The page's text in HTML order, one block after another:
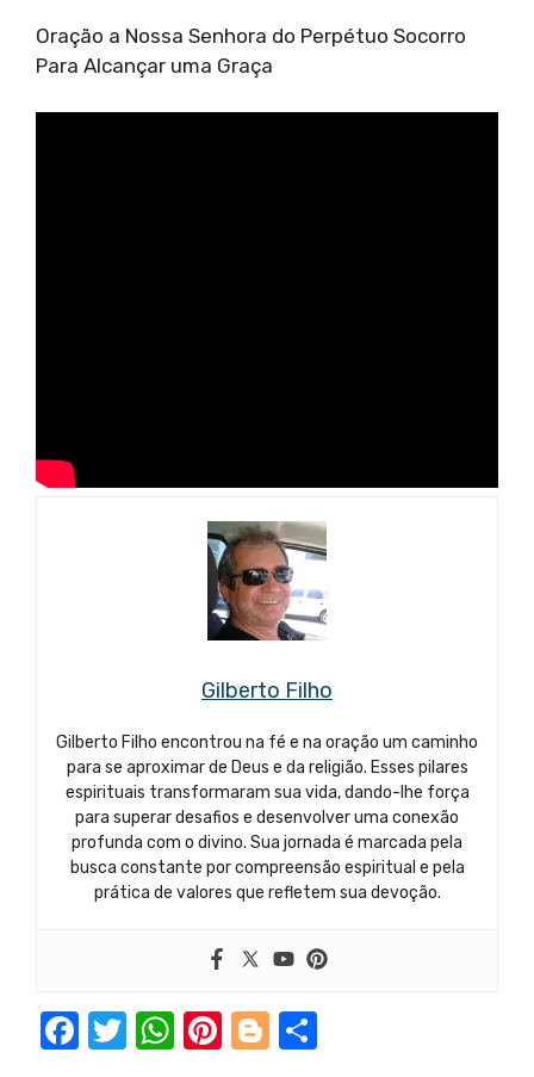
Oração a Nossa Senhora do Perpétuo Socorro
Para Alcançar uma Graça
Gilberto Filho
Gilberto Filho encontrou na fé e na oração um caminho
para se aproximar de Deus e da religião. Esses pilares
espirituais transformaram sua vida, dando-lhe força
para superar desafios e desenvolver uma conexão
profunda com o divino. Sua jornada é marcada pela
busca constante por compreensão espiritual e pela
prática de valores que refletem sua devoção.
F
T
W Pi Bl